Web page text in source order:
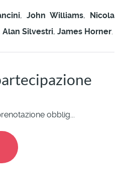
, John Williams,
Nicola
Alan Silvestri, James Horner.
obblig...